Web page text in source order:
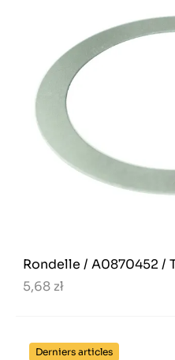
Rondelle / A0870452 /
5,68 zł
Derniers articles